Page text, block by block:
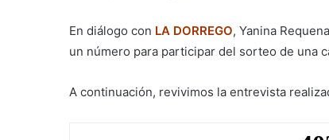
En diálogo con LA DORREGO, Yanina
un número para participar del sorteo de una
A continuación, revivimos la entrevista